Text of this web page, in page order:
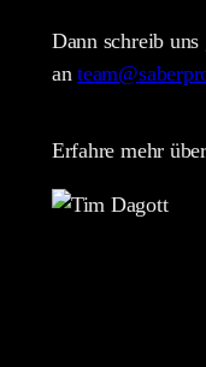
Dann schreib
an
Erfahre mehr